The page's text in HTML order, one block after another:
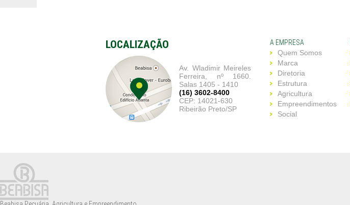
LOCALIZAÇÃO
Av. Wladimir Meireles
Ferreira, nº 1660.
Salas 1405 - 1410
(16) 3602-8400
CEP: 14021-630
Ribeirão Preto/SP
A EMPRESA
Quem Somos
Marca
Diretoria
Estrutura
Agricultura
Empreendimentos
Social